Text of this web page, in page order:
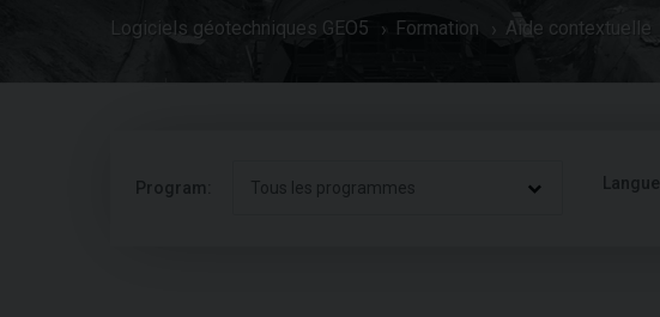
Logiciels géotechniques GEO5 Formation Aide contextuelle
Program: Tous les programmes Langue: